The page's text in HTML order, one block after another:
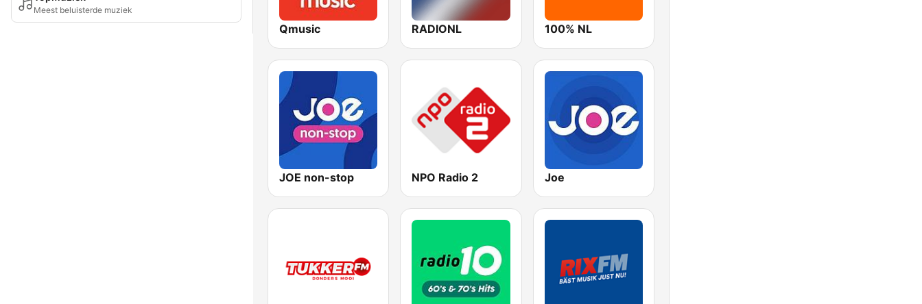
Meest beluisterde muziek
Qmusic RADIONL 100% NL
JOE non-stop NPO Radio 2 Joe